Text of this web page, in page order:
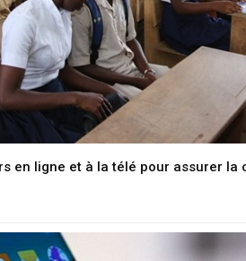
en ligne et à la télé pour assurer la